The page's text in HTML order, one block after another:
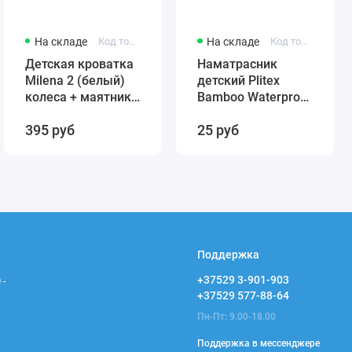
На складе Код товара: 431384246-12321
Детская кроватка
Milena 2 (белый)
колеса + маятник
быстросъемная
395 руб
На складе Код товара: 4811599005859
Наматрасник
детский Plitex
Bamboo Waterproof
арт. НН-02.1
25 руб
-
Поддержка
+37529 3-901-903
+37529 577-88-64
Пн-Пт: 9.00-18.00
Поддержка в мессенджере